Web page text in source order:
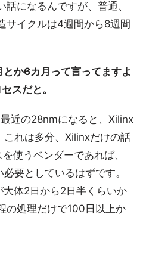
になるんですが、普通、
サイクルは4週間から8週間
か6カ月って言ってますよ
スだと。
近の28nmになると、Xilinx
れは多分、Xilinxだけの話
使うベンダーであれば、
要としているはずです。
体2日から2日半くらいか
の処理だけで100日以上か